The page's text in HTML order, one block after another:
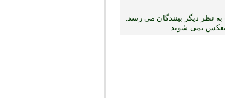
نظر دیگر بینندگان می رسد.
نمی ‏شوند.